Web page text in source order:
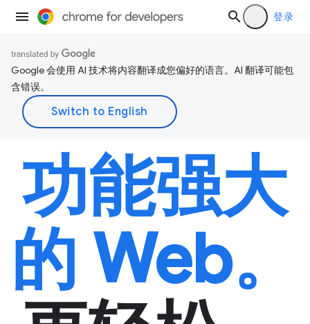
登录
Google 会使用 AI 技术将内容翻译成您偏好的语言。AI 翻译可能包
含错误。
功能强大
的 Web。